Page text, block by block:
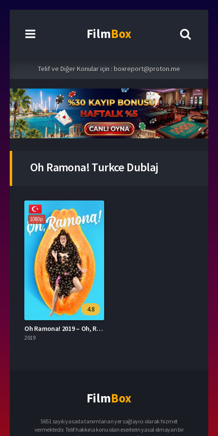
FilmBox
Telif ve Diğer Konular için : boxreport@proton.me
Oh Ramona! Turkce Dublaj
1080p
4.8
Oh Ramona! 2019 – Oh, Ramona 1080p Turkce Dublaj izle
2019
FilmBox
5651 sayılı yasada tanımlanan yer sağlayıcı olarak hizmet
vermektedir. Telif hakkına konu olan eserlerin yasal olmayan bir